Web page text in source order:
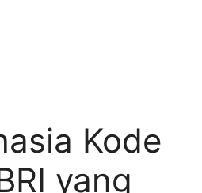
Kode
yang